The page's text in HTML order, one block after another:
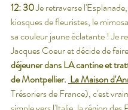
12: 30 Je retraverse
kiosques de fleuristes, le
sa couleur jaune éclatante ! Je
Jacques Coeur et décide de
déjeuner dans LA cantine et
de Montpellier. La Maison
Trésoriers de France), c'est